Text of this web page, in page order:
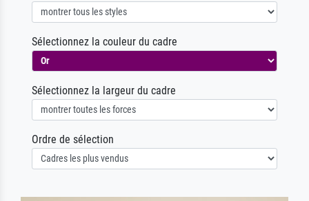
Sélectionnez la couleur du cadre
Sélectionnez la largeur du cadre
Ordre de sélection